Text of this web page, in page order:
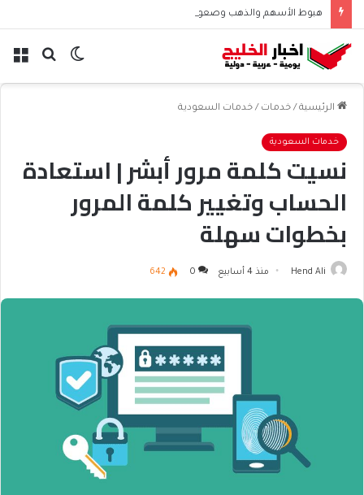
هبوط الأسهم والذهب وصعود النفط يعقّد مسار الفدرالي
بحث الوضع
الرئيسية / خدمات / خدمات السعودية
خدمات السعودية
نسيت كلمة مرور أبشر | استعادة
الحساب وتغيير كلمة المرور
بخطوات سهلة
Hend Ali منذ 4 أسابيع 0
642